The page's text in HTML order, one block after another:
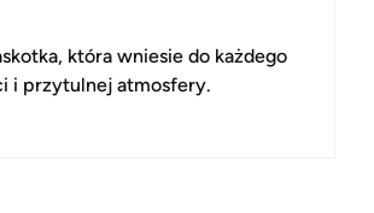
która wniesie do każdego
i przytulnej atmosfery.